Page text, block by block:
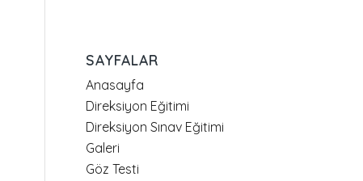
SAYFALAR
Anasayfa
Direksiyon Eğitimi
Direksiyon Sınav Eğitimi
Galeri
Göz Testi